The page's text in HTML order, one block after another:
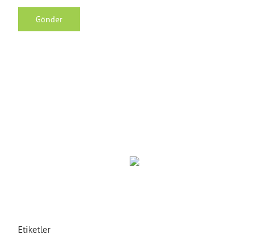
Etiketler